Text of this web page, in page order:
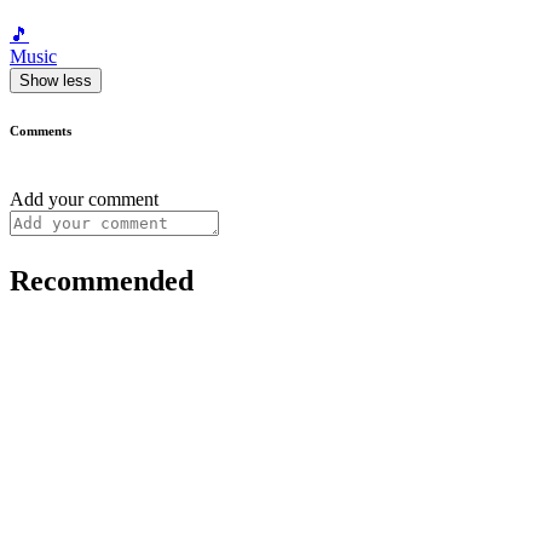
🎵
Music
Show less
Comments
Add your comment
Recommended